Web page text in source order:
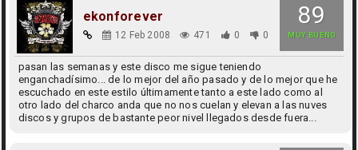
89
MUY BUENO
ekonforever
12 Feb 2008 471 0 0
pasan las semanas y este disco me sigue teniendo
enganchadísimo... de lo mejor del año pasado y de lo mejor que he
escuchado en este estilo últimamente tanto a este lado como al
otro lado del charco anda que no nos cuelan y elevan a las nuves
discos y grupos de bastante peor nivel llegados desde fuera...